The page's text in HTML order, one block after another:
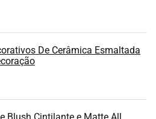
De Cerâmica Esmaltada